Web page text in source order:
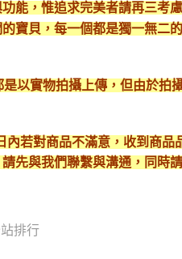
能，惟追求完美者請再三考
寶貝，每一個都是獨一無二
是以實物拍攝上傳，但由於拍
內若對商品不滿意，收到商
先與我們聯繫與溝通，同時
排行